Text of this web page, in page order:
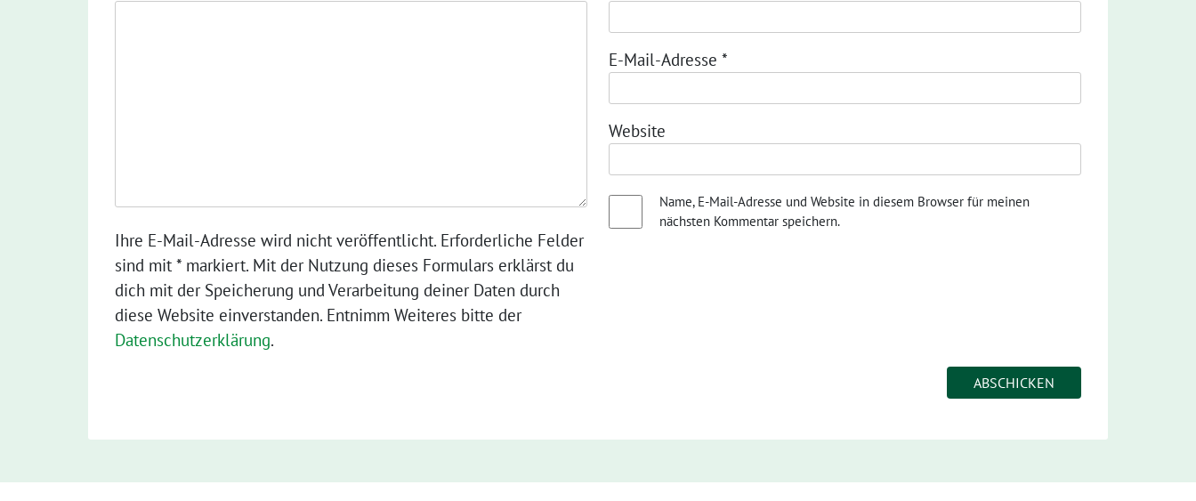
Ihre E-Mail-Adresse wird nicht veröffentlicht. Erforderliche Felder
sind mit * markiert. Mit der Nutzung dieses Formulars erklärst du
dich mit der Speicherung und Verarbeitung deiner Daten durch
diese Website einverstanden. Entnimm Weiteres bitte der
Datenschutzerklärung.
E-Mail-Adresse *
Website
Name, E-Mail-Adresse und Website in diesem Browser für meinen
nächsten Kommentar speichern.